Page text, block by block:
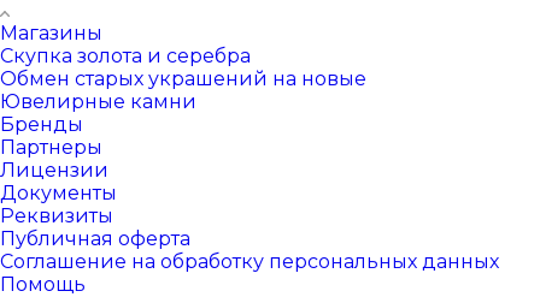
Магазины
Скупка золота и серебра
Обмен старых украшений на новые
Ювелирные камни
Бренды
Партнеры
Лицензии
Документы
Реквизиты
Публичная оферта
Соглашение на обработку персональных данных
Помощь